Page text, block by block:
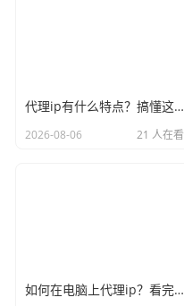
代理ip有什么特点？搞懂这些才能选对不踩坑
2026-08-06 21 人在看
如何在电脑上代理ip？看完这篇你也能自己动手